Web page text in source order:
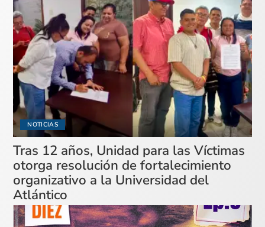
NOTICIAS
Tras 12 años, Unidad para las Víctimas
otorga resolución de fortalecimiento
organizativo a la Universidad del
Atlántico